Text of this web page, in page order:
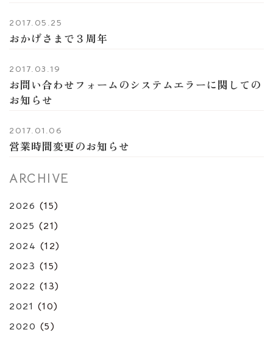
2017.05.25
おかげさまで３周年
2017.03.19
お問い合わせフォームのシステムエラーに関しての
お知らせ
2017.01.06
営業時間変更のお知らせ
ARCHIVE
2026 (15)
2025 (21)
2024 (12)
2023 (15)
2022 (13)
2021 (10)
2020 (5)